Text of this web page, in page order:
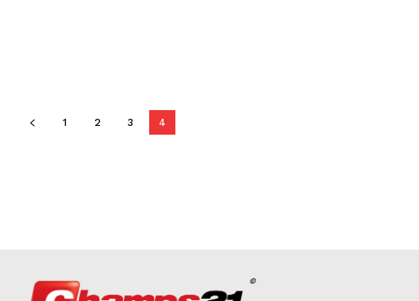
1 2 3 4
©